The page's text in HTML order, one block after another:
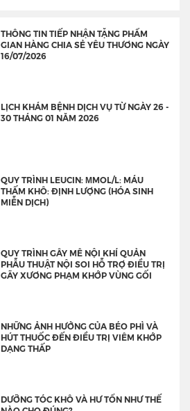
THÔNG TIN TIẾP NHẬN TẶNG PHẨM
GIAN HÀNG CHIA SẺ YÊU THƯƠNG NGÀY
16/07/2026
LỊCH KHÁM BỆNH DỊCH VỤ TỪ NGÀY 26 -
30 THÁNG 01 NĂM 2026
QUY TRÌNH LEUCIN: ΜMOL/L: MÁU
THẤM KHÔ: ĐỊNH LƯỢNG (HÓA SINH
MIỄN DỊCH)
QUY TRÌNH GÂY MÊ NỘI KHÍ QUẢN
PHẪU THUẬT NỘI SOI HỖ TRỢ ĐIỀU TRỊ
GÃY XƯƠNG PHẠM KHỚP VÙNG GỐI
NHỮNG ẢNH HƯỞNG CỦA BÉO PHÌ VÀ
HÚT THUỐC ĐẾN ĐIỀU TRỊ VIÊM KHỚP
DẠNG THẤP
DƯỠNG TÓC KHÔ VÀ HƯ TỔN NHƯ THẾ